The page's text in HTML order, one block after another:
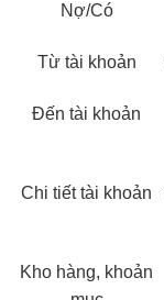
Nợ/Có
Từ tài khoản
Đến tài khoản
Chi tiết tài khoản
Kho hàng, khoản